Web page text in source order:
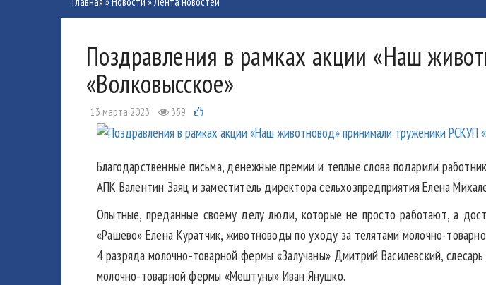
Поздравления в рамках акции «Наш
«Волковысское»
13 марта 2023 359
Благодарственные письма, денежные премии и теплые слова подарили
АПК Валентин Заяц и заместитель директора сельхозпредприятия Елена
Опытные, преданные своему делу люди, которые не просто работают, а
«Рашево» Елена Куратчик, животноводы по уходу за телятами молочно-
4 разряда молочно-товарной фермы «Залучаны» Дмитрий Василевский,
молочно-товарной фермы «Мештуны» Иван Янушко.